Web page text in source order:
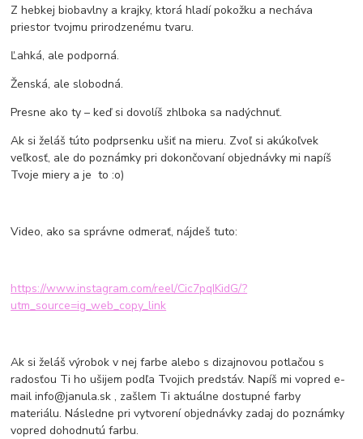
Z hebkej biobavlny a krajky, ktorá hladí pokožku a necháva
priestor tvojmu prirodzenému tvaru.
Ľahká, ale podporná.
Ženská, ale slobodná.
Presne ako ty – keď si dovolíš zhlboka sa nadýchnuť.
Ak si želáš túto podprsenku ušiť na mieru. Zvoľ si akúkoľvek
veľkosť, ale do poznámky pri dokončovaní objednávky mi napíš
Tvoje miery a je to :o)
Video, ako sa správne odmerať, nájdeš tuto:
https://www.instagram.com/reel/Cic7pqIKidG/?
utm_source=ig_web_copy_link
Ak si želáš výrobok v nej farbe alebo s dizajnovou potlačou s
radosťou Ti ho ušijem podľa Tvojich predstáv. Napíš mi vopred e-
mail info@janula.sk , zašlem Ti aktuálne dostupné farby
materiálu. Následne pri vytvorení objednávky zadaj do poznámky
vopred dohodnutú farbu.